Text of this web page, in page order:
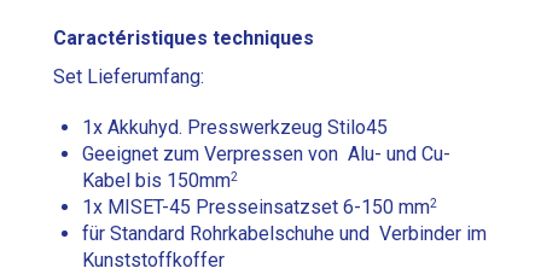
DE FR IT
Caractéristiques techniques
Set Lieferumfang:
1x Akkuhyd. Presswerkzeug Stilo45
Geeignet zum Verpressen von Alu- und Cu-
Kabel bis 150mm2
1x MISET-45 Presseinsatzset 6-150 mm2
für Standard Rohrkabelschuhe und Verbinder im
Kunststoffkoffer